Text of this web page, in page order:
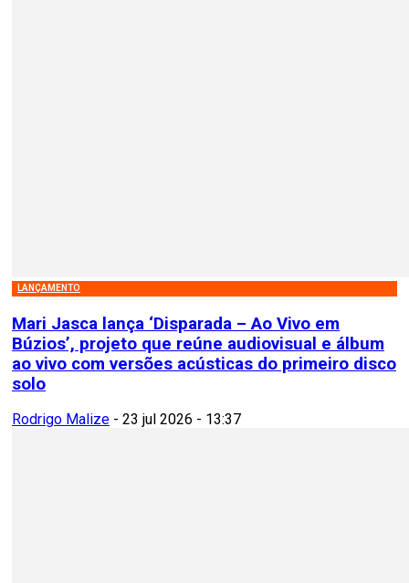
LANÇAMENTO
Mari Jasca lança ‘Disparada – Ao Vivo em
Búzios’, projeto que reúne audiovisual e álbum
ao vivo com versões acústicas do primeiro disco
solo
Rodrigo Malize - 23 jul 2026 - 13:37